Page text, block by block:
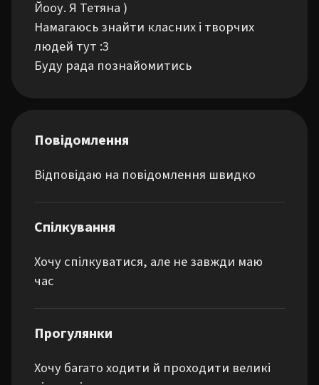
Йооу. Я Тетяна )
Намагаюсь знайти класних і творчих
людей тут :3
Буду рада познайомитись
Повідомлення
Відповідаю на повідомлення швидко
Спілкування
Хочу спілкуватися, але не завжди маю
час
Прогулянки
Хочу багато ходити й проходити великі